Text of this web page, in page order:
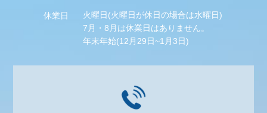
休業日
火曜日(火曜日が休日の場合は水曜日)
7月・8月は休業日はありません。
年末年始(12月29日~1月3日)